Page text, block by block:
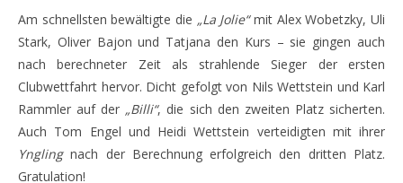
Am schnellsten bewältigte die „La Jolie“mit Alex Wobetzky, Uli
Stark, Oliver Bajon und Tatjana den Kurs – sie gingen auch
nach berechneter Zeit als strahlende Sieger der ersten
Clubwettfahrt hervor. Dicht gefolgt von Nils Wettstein und Karl
Rammler auf der „Billi“, die sich den zweiten Platz sicherten.
Auch Tom Engel und Heidi Wettstein verteidigten mit ihrer
Ynglingnach der Berechnung erfolgreich den dritten Platz.
Gratulation!